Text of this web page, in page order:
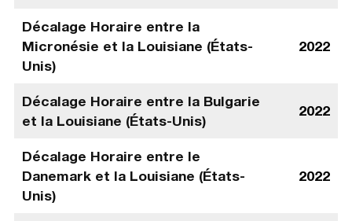
Décalage Horaire entre la
Micronésie et la Louisiane (États-
Unis)
2022
Décalage Horaire entre la Bulgarie
et la Louisiane (États-Unis)
2022
Décalage Horaire entre le
Danemark et la Louisiane (États-
Unis)
2022